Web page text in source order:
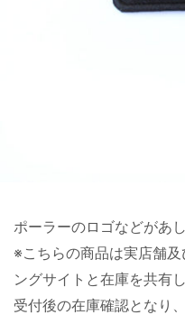
ポーラーのロゴなどがあ
※こちらの商品は実店舗
ングサイトと在庫を共有
受付後の在庫確認となり